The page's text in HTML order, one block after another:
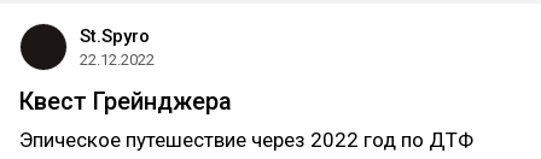
St.Spyro
22.12.2022
Квест Грейнджера
Эпическое путешествие через 2022 год по ДТФ